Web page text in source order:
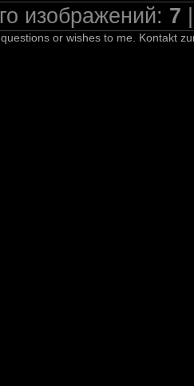
изображений: 7
or wishes to me. Kontakt